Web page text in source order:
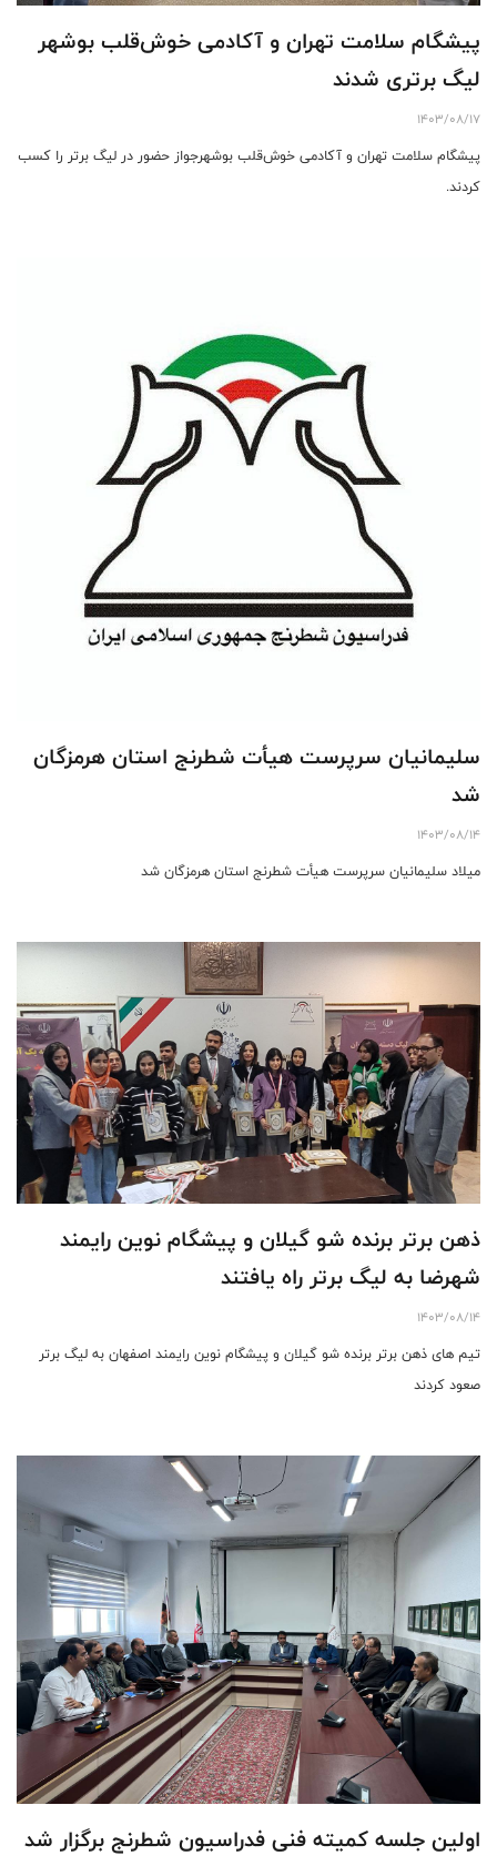
پیشگام سلامت تهران و آکادمی خوش‌قلب بوشهر
لیگ برتری شدند
1403/08/17
پیشگام سلامت تهران و آکادمی خوش‌قلب بوشهرجواز حضور در لیگ برتر را کسب
کردند.
سلیمانیان سرپرست هیأت شطرنج استان هرمزگان
شد
1403/08/14
میلاد سلیمانیان سرپرست هیأت شطرنج استان هرمزگان شد
ذهن برتر برنده شو گیلان و پیشگام نوین رایمند
شهرضا به لیگ برتر راه یافتند
1403/08/14
تیم های ذهن برتر برنده شو گیلان و پیشگام نوین رایمند اصفهان به لیگ برتر
صعود کردند
اولین جلسه کمیته فنی فدراسیون شطرنج برگزار شد